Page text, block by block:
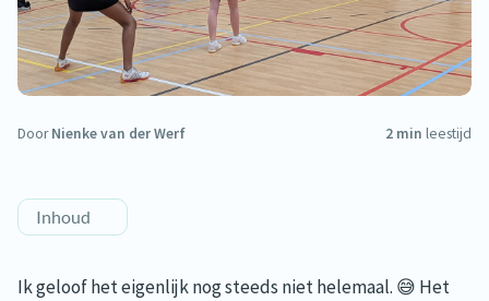
DoorNienke van der Werf 2 min leestijd
Inhoud
Ik geloof het eigenlijk nog steeds niet helemaal. 😅 Het